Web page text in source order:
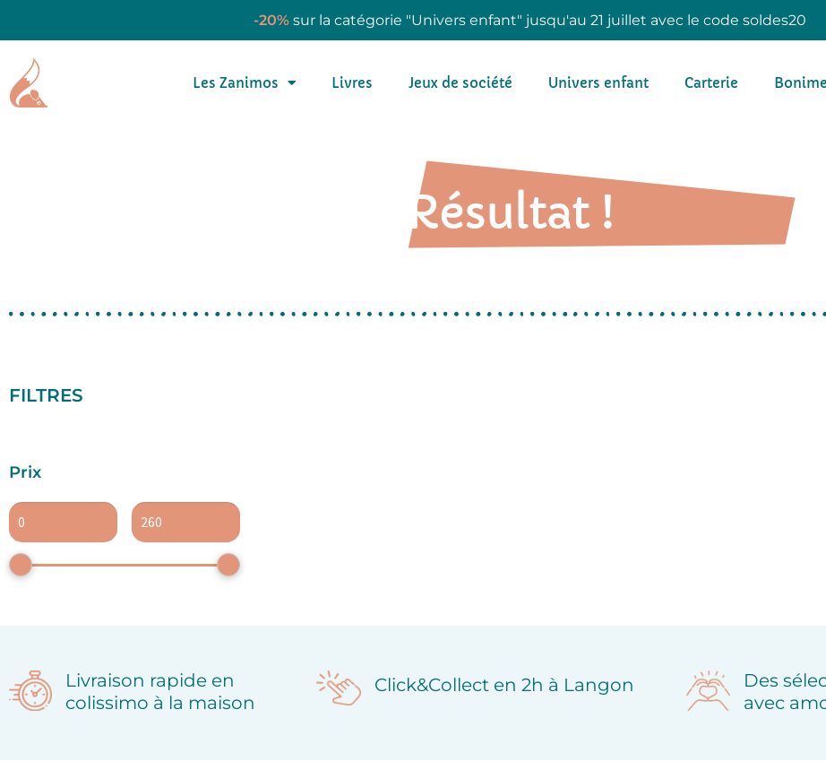
-20% sur la catégorie "Univers enfant" jusqu'au 21 juillet avec le code soldes20
Les Zanimos Livres Jeux de société Univers enfant Carterie
Résultat !
FILTRES
Prix
Livraison rapide en
colissimo à la maison
Click&Collect en 2h à Langon
Des
avec